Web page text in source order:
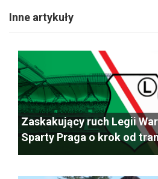
Inne artykuły
Zaskakujący ruch Legii
Sparty Praga o krok od